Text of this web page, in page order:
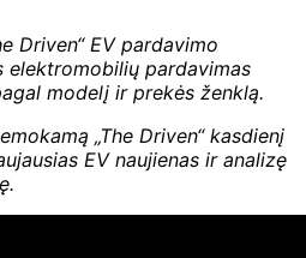
Driven“ EV pardavimo
elektromobilių pardavimas
modelį ir prekės ženklą.
„The Driven“ kasdienį
EV naujienas ir analizę